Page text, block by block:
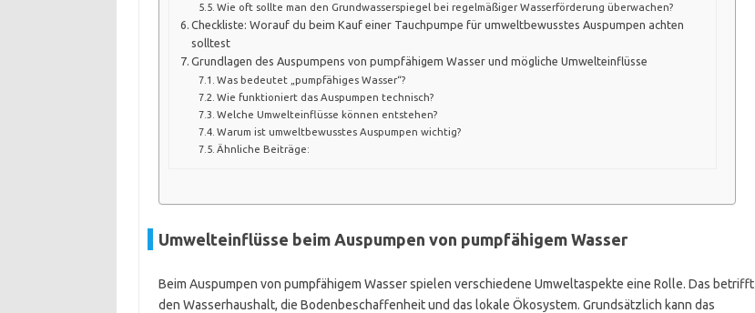
Wie oft sollte man den Grundwasserspiegel bei regelmäßiger Wasserförderung überwachen?
Checkliste: Worauf du beim Kauf einer Tauchpumpe für umweltbewusstes Auspumpen achten
solltest
Grundlagen des Auspumpens von pumpfähigem Wasser und mögliche Umwelteinflüsse
Was bedeutet „pumpfähiges Wasser“?
Wie funktioniert das Auspumpen technisch?
Welche Umwelteinflüsse können entstehen?
Warum ist umweltbewusstes Auspumpen wichtig?
Ähnliche Beiträge:
Umwelteinflüsse beim Auspumpen von pumpfähigem Wasser
Beim Auspumpen von pumpfähigem Wasser spielen verschiedene Umweltaspekte eine Rolle. Das betrifft
den Wasserhaushalt, die Bodenbeschaffenheit und das lokale Ökosystem. Grundsätzlich kann das